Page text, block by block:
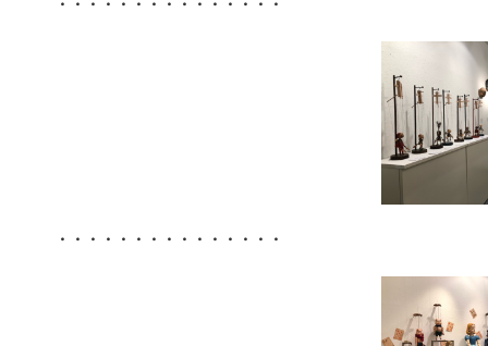
・・・・・・・・・・・・・・・
・・・・・・・・・・・・・・・